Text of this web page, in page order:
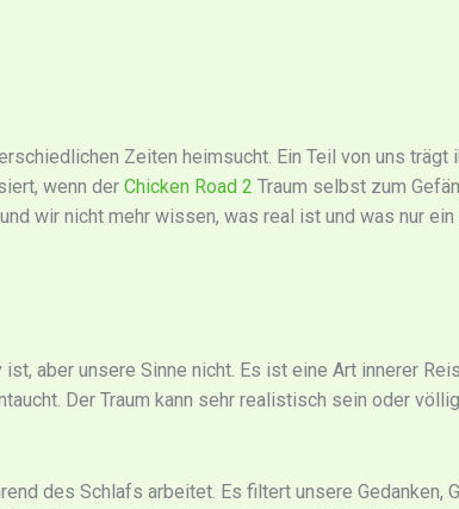
Zeiten heimsucht. Ein Teil von uns trägt
wenn der Chicken Road 2 Traum selbst zum
wir nicht mehr wissen, was real ist und was nur
aber unsere Sinne nicht. Es ist eine Art innerer
Der Traum kann sehr realistisch sein oder
des Schlafs arbeitet. Es filtert unsere Gedanken,